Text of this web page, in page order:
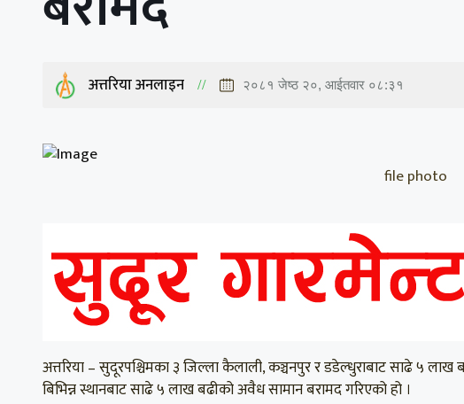
अत्तरिया अनलाइन २०८१ जेष्ठ २०, आईतवार ०८:३१
file photo
अत्तरिया – सुदूरपश्चिमका ३ जिल्ला कैलाली, कञ्चनपुर र डडेल्धुराबाट साढे ५
बिभिन्न स्थानबाट साढे ५ लाख बढीको अवैध सामान बरामद गरिएको हो ।